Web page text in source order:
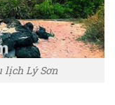
lịch Lý Sơn